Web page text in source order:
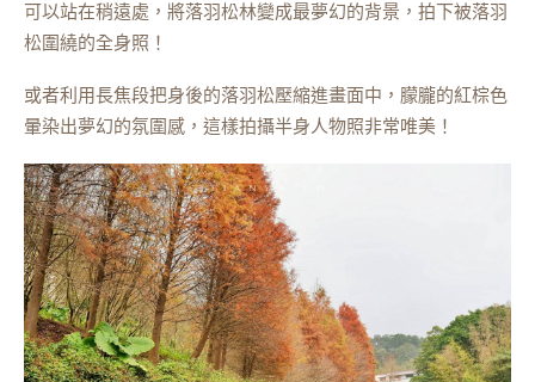
可以站在稍遠處，將落羽松林變成最夢幻的背景，拍下被落羽
松圍繞的全身照！
或者利用長焦段把身後的落羽松壓縮進畫面中，朦朧的紅棕色
暈染出夢幻的氛圍感，這樣拍攝半身人物照非常唯美！